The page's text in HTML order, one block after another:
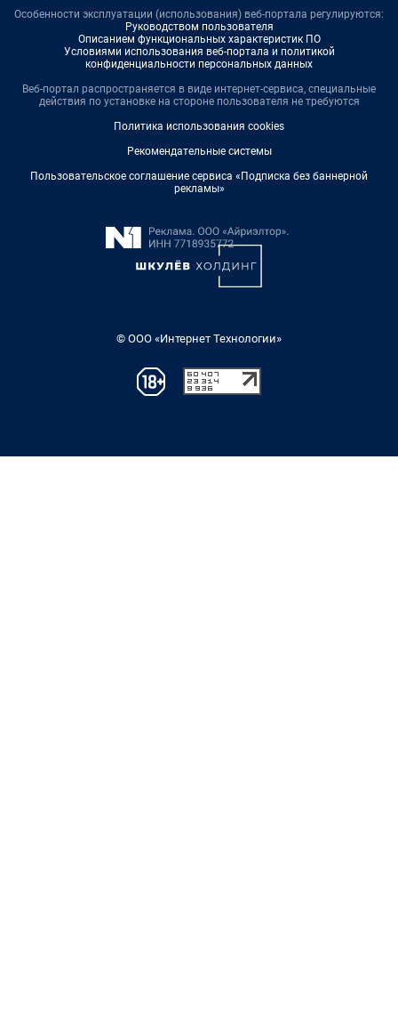
Особенности эксплуатации (использования) веб-портала регулируются:
Руководством пользователя
Описанием функциональных характеристик ПО
Условиями использования веб-портала и политикой
конфиденциальности персональных данных
Веб-портал распространяется в виде интернет-сервиса, специальные
действия по установке на стороне пользователя не требуются
Политика использования cookies
Рекомендательные системы
Пользовательское соглашение сервиса «Подписка без баннерной
рекламы»
© ООО «Интернет Технологии»